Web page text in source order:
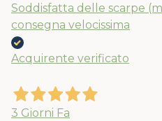
Soddisfatta delle scarpe
consegna velocissima
Acquirente verificato
3 Giorni Fa